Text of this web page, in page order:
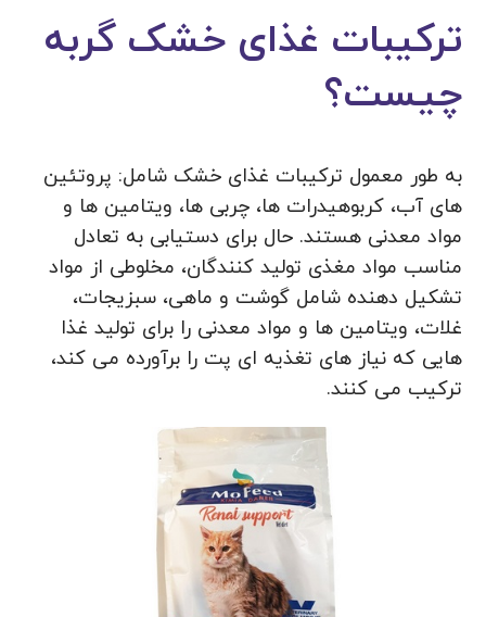
ترکیبات غذای خشک گربه
چیست؟
به طور معمول ترکیبات غذای خشک شامل: پروتئین
های آب، کربوهیدرات ها، چربی ها، ویتامین ها و
مواد معدنی هستند. حال برای دستیابی به تعادل
مناسب مواد مغذی تولید کنندگان، مخلوطی از مواد
تشکیل دهنده شامل گوشت و ماهی، سبزیجات،
غلات، ویتامین ها و مواد معدنی را برای تولید غذا
هایی که نیاز های تغذیه ای پت را برآورده می کند،
ترکیب می کنند.